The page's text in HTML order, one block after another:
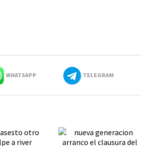
WHATSAPP TELEGRAM